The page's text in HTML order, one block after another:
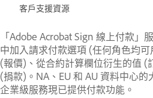
客戶支援資源
「Adobe Acrobat Sign 線上付款」
中加入請求付款選項 (任何角色均
(報價)、從合約計算欄位衍生的值 (
(捐款)。NA、EU 和 AU 資料中心
企業級服務現已提供付款功能。